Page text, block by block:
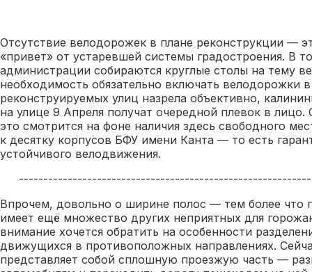
Отсутствие велодорожек в плане реконструкции —
«привет» от устаревшей системы градостроения. В
администрации собираются круглые столы на тему
необходимость обязательно включать велодорожки
реконструируемых улиц назрела объективно,
на улице 9 Апреля получат очередной плевок в лицо.
это смотрится на фоне наличия здесь свободного
к десятку корпусов БФУ имени Канта — то есть
устойчивого велодвижения.
Впрочем, довольно о ширине полос — тем более что
имеет ещё множество других неприятных для
внимание хочется обратить на особенности
движущихся в противоположных направлениях.
представляет собой сплошную проезжую часть —